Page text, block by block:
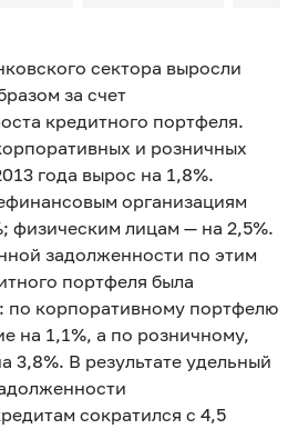
сектора выросли
за счет
кредитного портфеля.
и розничных
года вырос на 1,8%.
организациям
физическим лицам — на 2,5%.
задолженности по этим
портфеля была
по корпоративному портфелю
на 1,1%, а по розничному,
3,8%. В результате удельный
сократился с 4,5